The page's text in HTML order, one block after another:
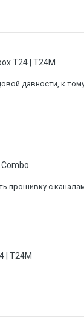
T24 | T24M
давности, к
прошивку с
| T24M